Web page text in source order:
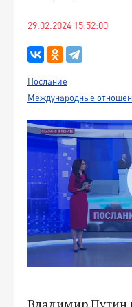
29.02.2024 15:52:00
Послание
Международные
Владимир Путин